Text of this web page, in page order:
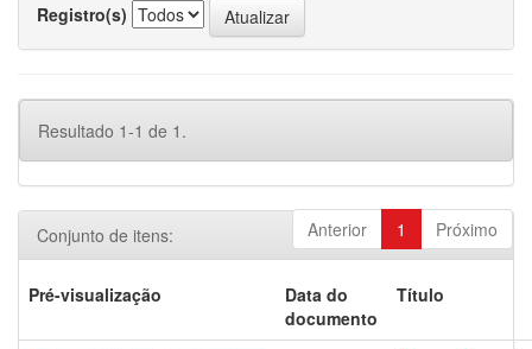
Registro(s)
Resultado 1-1 de 1.
Anterior 1 Próximo
Conjunto de itens:
Pré-visualização
Data do
documento
Título